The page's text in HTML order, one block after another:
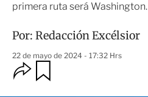
primera ruta será Washington.
Por: Redacción Excélsior
22 de mayo de 2024 - 17:32 Hrs
O
p